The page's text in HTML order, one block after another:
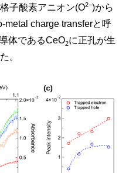
子酸素アニオン(O2−)から
metal charge transferと呼
体であるCeO2に正孔が生
。